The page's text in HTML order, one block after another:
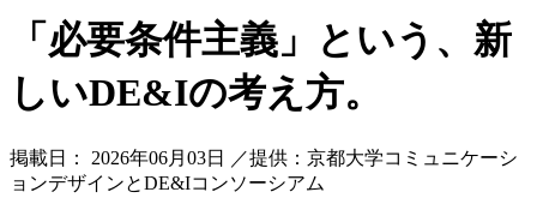
「必要条件主義」という、新
しいDE&Iの考え方。
掲載日： 2026年06月03日 ／提供：京都大学コミュニケーシ
ョンデザインとDE&Iコンソーシアム